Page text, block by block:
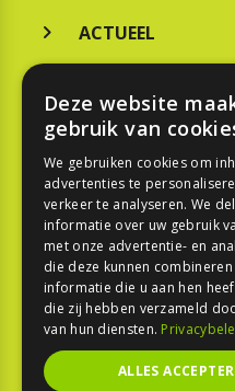
ACTUEEL
KOOPGIDS
TESTEN
SPORT
REPORTAGE
TOUREN
NIEUWSBRIEF
Deze website
gebruik van
We gebruiken cookies om
advertenties te
verkeer te analyseren. We
informatie over uw gebruik
met onze advertentie- en
die deze kunnen
informatie die u aan hen
die zij hebben verzameld
van hun diensten.
ALLES